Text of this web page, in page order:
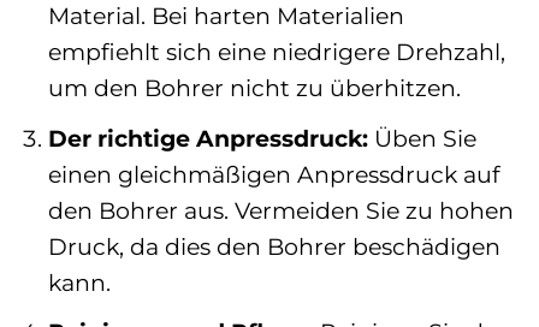
Material. Bei harten Materialien
empfiehlt sich eine niedrigere Drehzahl,
um den Bohrer nicht zu überhitzen.
Der richtige Anpressdruck:Üben Sie
einen gleichmäßigen Anpressdruck auf
den Bohrer aus. Vermeiden Sie zu hohen
Druck, da dies den Bohrer beschädigen
kann.